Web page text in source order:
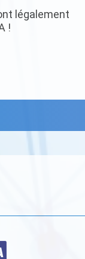
légalement
!